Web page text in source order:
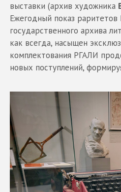
выставки (архив художника
Ежегодный показ раритетов
государственного архива
как всегда, насыщен
комплектования РГАЛИ
новых поступлений,